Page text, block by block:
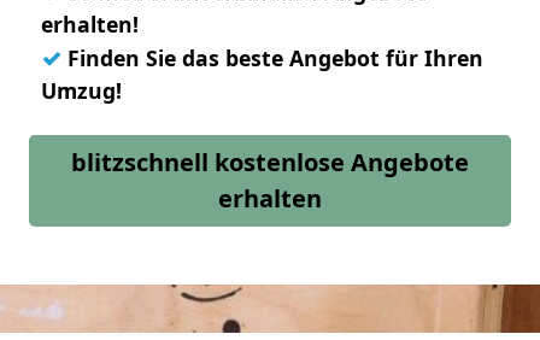
erhalten!
✓ Finden Sie das beste Angebot für Ihren
Umzug!
blitzschnell kostenlose Angebote
erhalten